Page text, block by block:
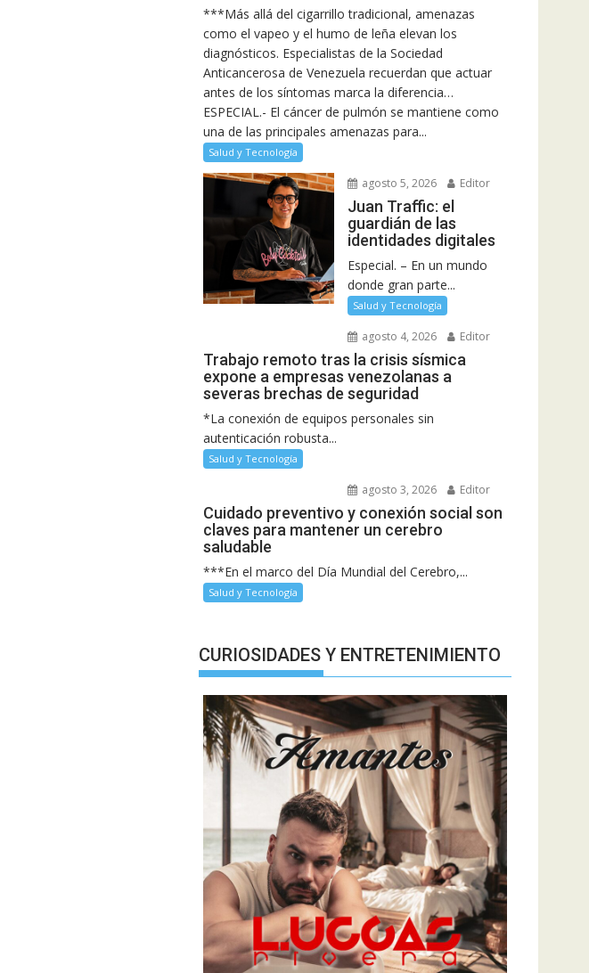
***Más allá del cigarrillo tradicional, amenazas
como el vapeo y el humo de leña elevan los
diagnósticos. Especialistas de la Sociedad
Anticancerosa de Venezuela recuerdan que actuar
antes de los síntomas marca la diferencia…
ESPECIAL.- El cáncer de pulmón se mantiene como
una de las principales amenazas para...
Salud y Tecnología
agosto 5, 2026 Editor
Juan Traffic: el
guardián de las
identidades digitales
Especial. – En un mundo
donde gran parte...
Salud y Tecnología
agosto 4, 2026 Editor
Trabajo remoto tras la crisis sísmica
expone a empresas venezolanas a
severas brechas de seguridad
*La conexión de equipos personales sin
autenticación robusta...
Salud y Tecnología
agosto 3, 2026 Editor
Cuidado preventivo y conexión social son
claves para mantener un cerebro
saludable
***En el marco del Día Mundial del Cerebro,...
Salud y Tecnología
CURIOSIDADES Y ENTRETENIMIENTO